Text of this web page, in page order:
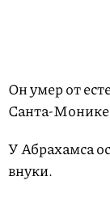
Он умер от
Санта-
У Абрахамса
внуки.